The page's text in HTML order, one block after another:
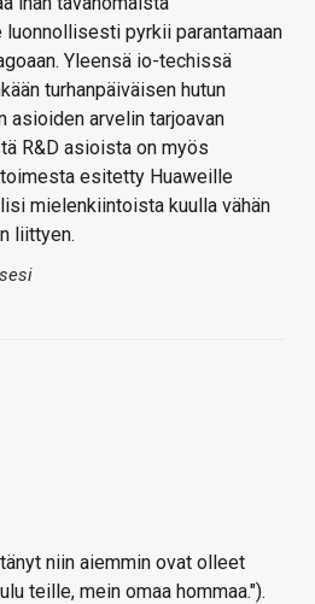
pyrkii parantamaan
Yleensä io-techissä
turhanpäiväisen hutun
asioiden arvelin tarjoavan
R&D asioista on myös
esitetty Huaweille
mielenkiintoista kuulla vähän
liittyen.
niin aiemmin ovat olleet
teille, mein omaa hommaa.").